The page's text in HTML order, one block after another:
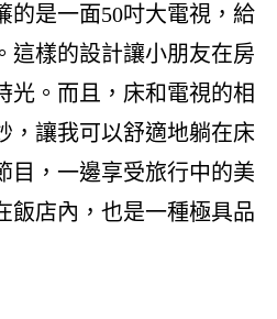
的是一面50吋大電視，給
這樣的設計讓小朋友在房
光。而且，床和電視的相
，讓我可以舒適地躺在床
目，一邊享受旅行中的美
飯店內，也是一種極具品